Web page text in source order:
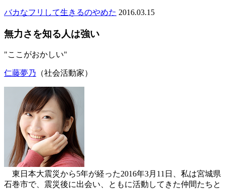
バカなフリして生きるのやめた 2016.03.15
無力さを知る人は強い
"ここがおかしい"
仁藤夢乃 （社会活動家）
東日本大震災から5年が経った2016年3月11日、私は宮城県
石巻市で、震災後に出会い、ともに活動してきた仲間たちと